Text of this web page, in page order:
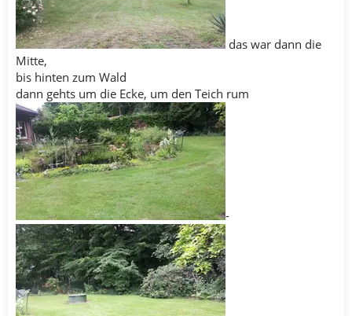
das war dann die
Mitte,
bis hinten zum Wald
dann gehts um die Ecke, um den Teich rum
-